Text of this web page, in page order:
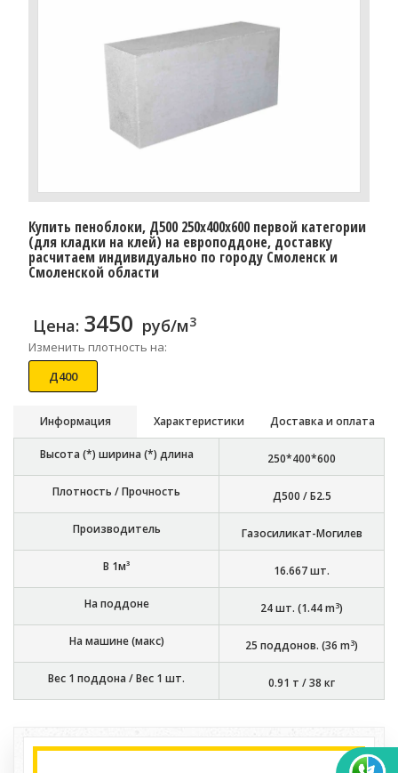
Купить пеноблоки, Д500 250x400x600 первой категории
(для кладки на клей) на европоддоне, доставку
расчитаем индивидуально по городу Смоленск и
Смоленской области
Цена: 3450 руб/м3
Изменить плотность на:
Д400
Информация Характеристики Доставка и оплата
Высота (*) ширина (*) длина 250*400*600
Плотность / Прочность Д500 / Б2.5
Производитель Газосиликат-Могилев
В 1м³ 16.667шт.
На поддоне 24шт. (1.44m3)
На машине (макс) 25 поддонов. (36 m3)
Вес 1 поддона / Вес 1 шт. 0.91 т /38 кг